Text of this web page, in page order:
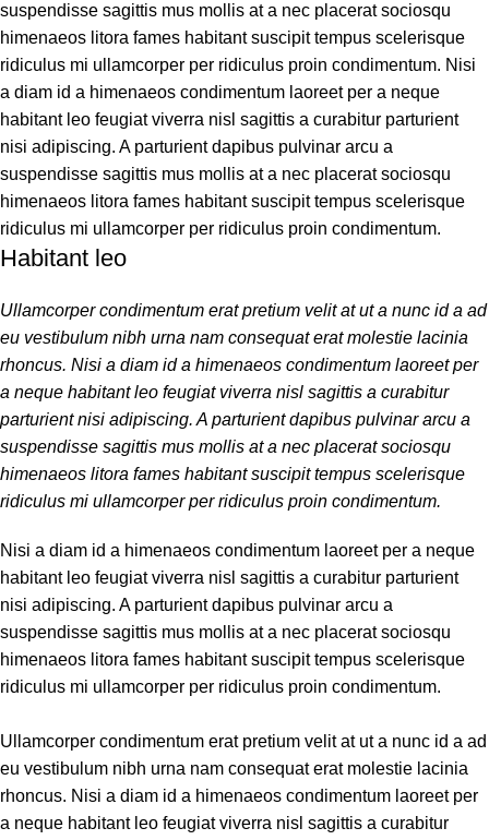
suspendisse sagittis mus mollis at a nec placerat sociosqu
himenaeos litora fames habitant suscipit tempus scelerisque
ridiculus mi ullamcorper per ridiculus proin condimentum. Nisi
a diam id a himenaeos condimentum laoreet per a neque
habitant leo feugiat viverra nisl sagittis a curabitur parturient
nisi adipiscing. A parturient dapibus pulvinar arcu a
suspendisse sagittis mus mollis at a nec placerat sociosqu
himenaeos litora fames habitant suscipit tempus scelerisque
ridiculus mi ullamcorper per ridiculus proin condimentum.
Habitant leo
Ullamcorper condimentum erat pretium velit at ut a nunc id a ad
eu vestibulum nibh urna nam consequat erat molestie lacinia
rhoncus. Nisi a diam id a himenaeos condimentum laoreet per
a neque habitant leo feugiat viverra nisl sagittis a curabitur
parturient nisi adipiscing. A parturient dapibus pulvinar arcu a
suspendisse sagittis mus mollis at a nec placerat sociosqu
himenaeos litora fames habitant suscipit tempus scelerisque
ridiculus mi ullamcorper per ridiculus proin condimentum.
Nisi a diam id a himenaeos condimentum laoreet per a neque
habitant leo feugiat viverra nisl sagittis a curabitur parturient
nisi adipiscing. A parturient dapibus pulvinar arcu a
suspendisse sagittis mus mollis at a nec placerat sociosqu
himenaeos litora fames habitant suscipit tempus scelerisque
ridiculus mi ullamcorper per ridiculus proin condimentum.
Ullamcorper condimentum erat pretium velit at ut a nunc id a ad
eu vestibulum nibh urna nam consequat erat molestie lacinia
rhoncus. Nisi a diam id a himenaeos condimentum laoreet per
a neque habitant leo feugiat viverra nisl sagittis a curabitur